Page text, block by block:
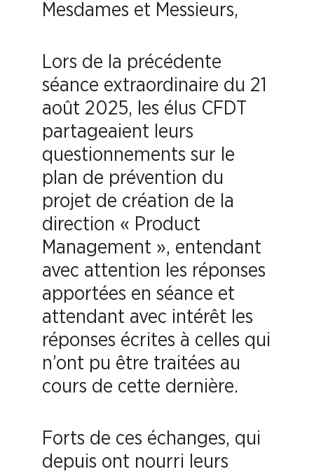
Mesdames et Messieurs,
Lors de la précédente
séance extraordinaire du 21
août 2025, les élus CFDT
partageaient leurs
questionnements sur le
plan de prévention du
projet de création de la
direction « Product
Management », entendant
avec attention les réponses
apportées en séance et
attendant avec intérêt les
réponses écrites à celles qui
n’ont pu être traitées au
cours de cette dernière.
Forts de ces échanges, qui
depuis ont nourri leurs